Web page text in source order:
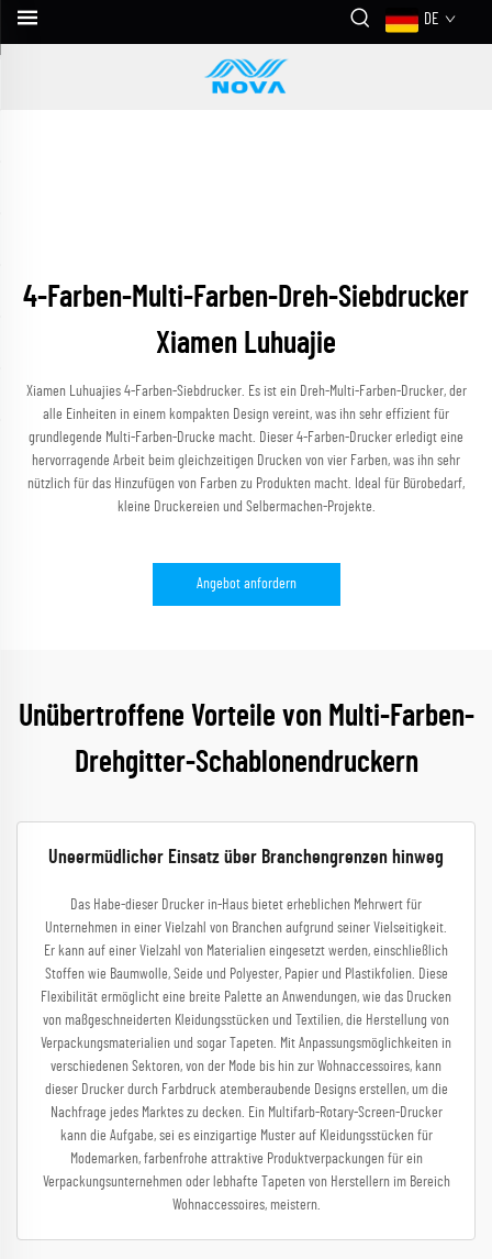
DE
4-Farben-Multi-Farben-Dreh-Siebdrucker
Xiamen Luhuajie
Xiamen Luhuajies 4-Farben-Siebdrucker. Es ist ein Dreh-Multi-Farben-Drucker, der
alle Einheiten in einem kompakten Design vereint, was ihn sehr effizient für
grundlegende Multi-Farben-Drucke macht. Dieser 4-Farben-Drucker erledigt eine
hervorragende Arbeit beim gleichzeitigen Drucken von vier Farben, was ihn sehr
nützlich für das Hinzufügen von Farben zu Produkten macht. Ideal für Bürobedarf,
kleine Druckereien und Selbermachen-Projekte.
Angebot anfordern
Unübertroffene Vorteile von Multi-Farben-
Drehgitter-Schablonendruckern
Uneermüdlicher Einsatz über Branchengrenzen hinweg
Das Habe-dieser Drucker in-Haus bietet erheblichen Mehrwert für
Unternehmen in einer Vielzahl von Branchen aufgrund seiner Vielseitigkeit.
Er kann auf einer Vielzahl von Materialien eingesetzt werden, einschließlich
Stoffen wie Baumwolle, Seide und Polyester, Papier und Plastikfolien. Diese
Flexibilität ermöglicht eine breite Palette an Anwendungen, wie das Drucken
von maßgeschneiderten Kleidungsstücken und Textilien, die Herstellung von
Verpackungsmaterialien und sogar Tapeten. Mit Anpassungsmöglichkeiten in
verschiedenen Sektoren, von der Mode bis hin zur Wohnaccessoires, kann
dieser Drucker durch Farbdruck atemberaubende Designs erstellen, um die
Nachfrage jedes Marktes zu decken. Ein Multifarb-Rotary-Screen-Drucker
kann die Aufgabe, sei es einzigartige Muster auf Kleidungsstücken für
Modemarken, farbenfrohe attraktive Produktverpackungen für ein
Verpackungsunternehmen oder lebhafte Tapeten von Herstellern im Bereich
Wohnaccessoires, meistern.